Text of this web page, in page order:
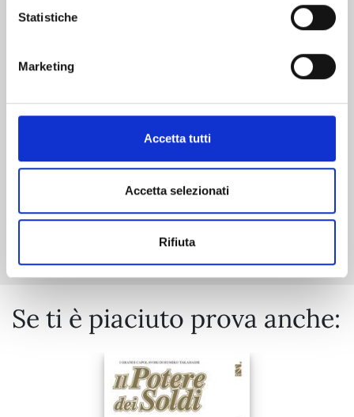
Statistiche
Marketing
Accetta tutti
Accetta selezionati
Rifiuta
Mostra tutto
Se ti è piaciuto prova anche: